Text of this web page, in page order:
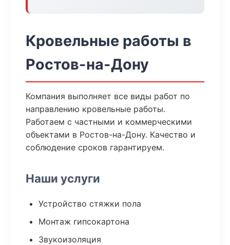
Кровельные работы в
Ростов-на-Дону
Компания выполняет все виды работ по
направлению кровельные работы.
Работаем с частными и коммерческими
объектами в Ростов-на-Дону. Качество и
соблюдение сроков гарантируем.
Наши услуги
Устройство стяжки пола
Монтаж гипсокартона
Звукоизоляция